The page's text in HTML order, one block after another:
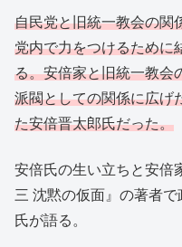
自民党と旧統一教会の関
党内で力をつけるために
る。安倍家と旧統一教会
派閥としての関係に広げ
た安倍晋太郎氏だった。
安倍氏の生い立ちと安倍
三 沈黙の仮面』の著者
氏が語る。